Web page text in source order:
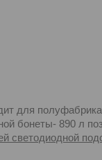
для
бонеты- 890 л
светодиодной